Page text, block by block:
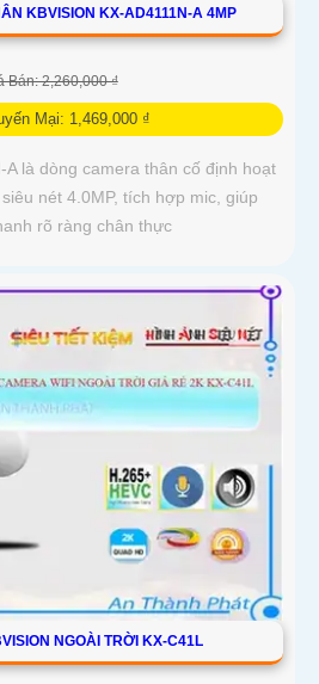
KBVISION KX-AD4111N-A 4MP
Bán: 2,260,000 ₫
Mại: 1,469,000 ₫
A là dòng camera thân cố định hoạt
nét 4.0MP, tích hợp mic, giúp
rõ ràng chân thực
NGOÀI TRỜI KX-C41L